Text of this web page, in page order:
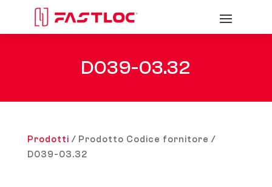
D039-03.32
Prodotti / Prodotto Codice fornitore /
D039-03.32